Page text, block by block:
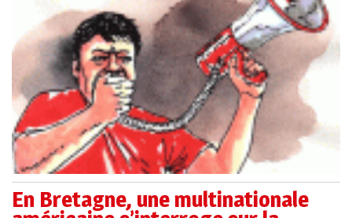
En Bretagne, une multinationale